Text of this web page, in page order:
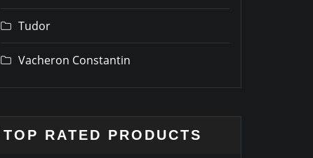
Tudor
Vacheron Constantin
TOP RATED PRODUCTS